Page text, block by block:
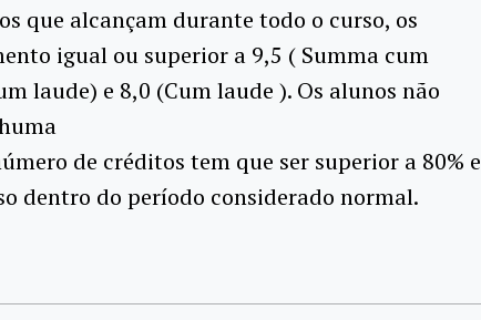
que alcançam durante todo o curso, os
igual ou superior a 9,5 ( Summa cum
laude) e 8,0 (Cum laude ). Os alunos não
de créditos tem que ser superior a 80% e
dentro do período considerado normal.